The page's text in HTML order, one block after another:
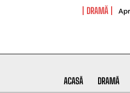
DRAMĂ
ACASĂ DRAMĂ